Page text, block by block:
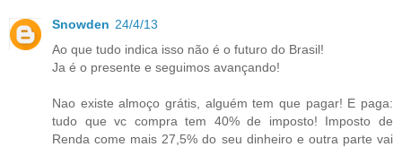
Snowden 24/4/13
Ao que tudo indica isso não é o futuro do Brasil!
Ja é o presente e seguimos avançando!
Nao existe almoço grátis, alguém tem que pagar! E paga:
tudo que vc compra tem 40% de imposto! Imposto de
Renda come mais 27,5% do seu dinheiro e outra parte vai